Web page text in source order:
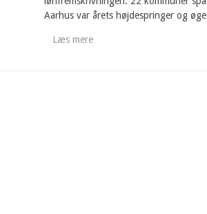
Aarhus var årets højdespringer og
Læs mere